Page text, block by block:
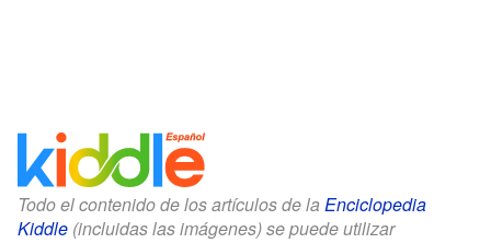
Todo el contenido de los artículos de la Enciclopedia
Kiddle (incluidas las imágenes) se puede utilizar